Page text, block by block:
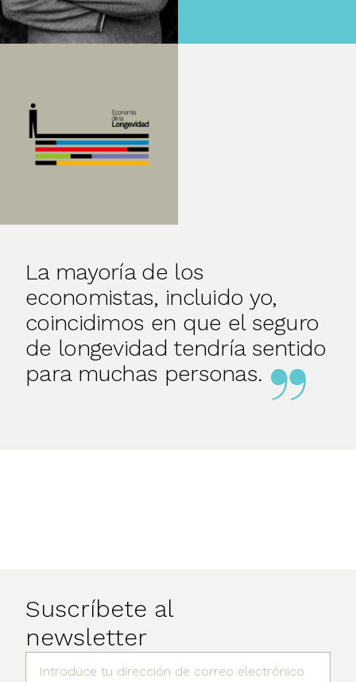
La mayoría de los
economistas, incluido yo,
coincidimos en que el seguro
de longevidad tendría sentido
para muchas personas.
Suscríbete al
newsletter